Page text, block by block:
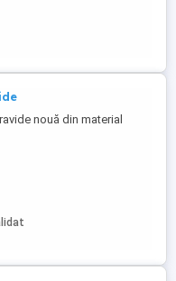
nouă din material